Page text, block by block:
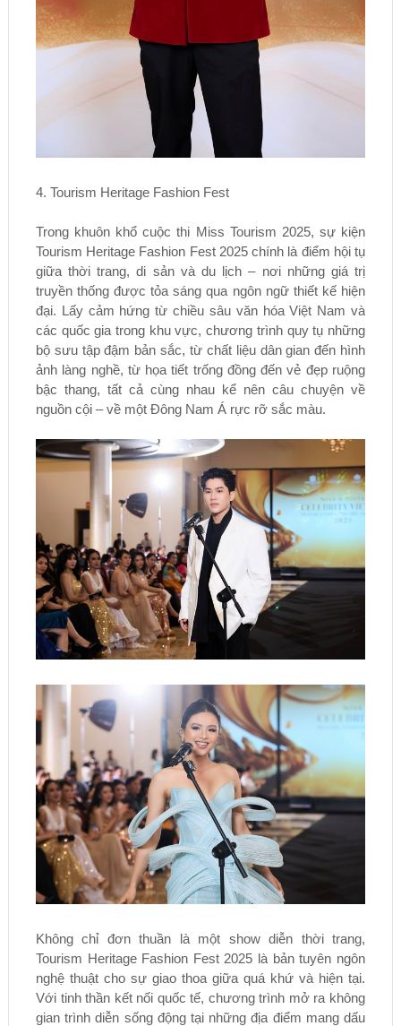
4. Tourism Heritage Fashion Fest
Trong khuôn khổ cuộc thi Miss Tourism 2025, sự kiện
Tourism Heritage Fashion Fest 2025 chính là điểm hội tụ
giữa thời trang, di sản và du lịch – nơi những giá trị
truyền thống được tỏa sáng qua ngôn ngữ thiết kế hiện
đại. Lấy cảm hứng từ chiều sâu văn hóa Việt Nam và
các quốc gia trong khu vực, chương trình quy tụ những
bộ sưu tập đậm bản sắc, từ chất liệu dân gian đến hình
ảnh làng nghề, từ họa tiết trống đồng đến vẻ đẹp ruộng
bậc thang, tất cả cùng nhau kể nên câu chuyện về
nguồn cội – về một Đông Nam Á rực rỡ sắc màu.
Không chỉ đơn thuần là một show diễn thời trang,
Tourism Heritage Fashion Fest 2025 là bản tuyên ngôn
nghệ thuật cho sự giao thoa giữa quá khứ và hiện tại.
Với tinh thần kết nối quốc tế, chương trình mở ra không
gian trình diễn sống động tại những địa điểm mang dấu